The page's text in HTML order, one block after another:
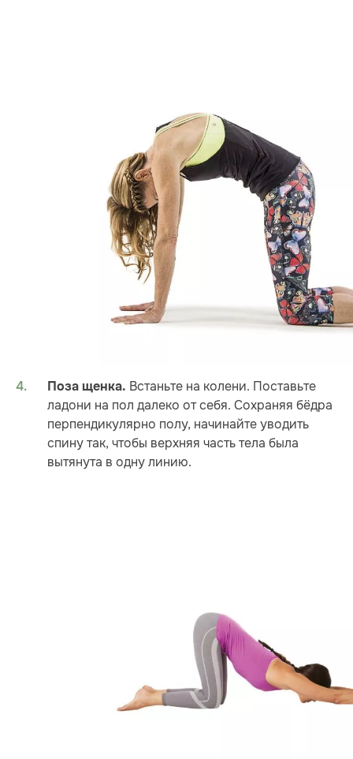
Поза щенка. Встаньте на колени. Поставьте
ладони на пол далеко от себя. Сохраняя бёдра
перпендикулярно полу, начинайте уводить
спину так, чтобы верхняя часть тела была
вытянута в одну линию.